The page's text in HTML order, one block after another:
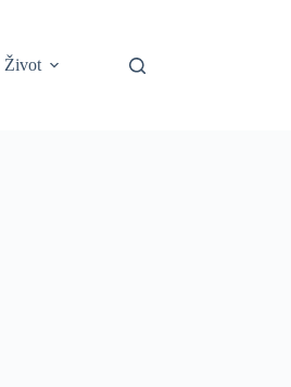
Život